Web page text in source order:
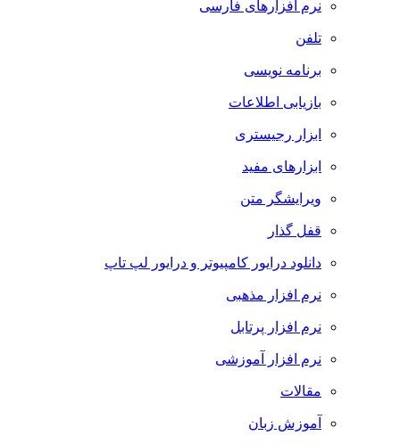
نرم افزارهای فارسی
تلفن
برنامه نویسی
بازیابی اطلاعات
ابزار رجیستری
ابزارهای مفید
ویرایشگر متن
قفل گذار
دانلود درایور کامپیوتر و درایور لپ تاپ
نرم افزار مذهبی
نرم افزار پرتابل
نرم افزار آموزشی
مقالات
آموزش زبان